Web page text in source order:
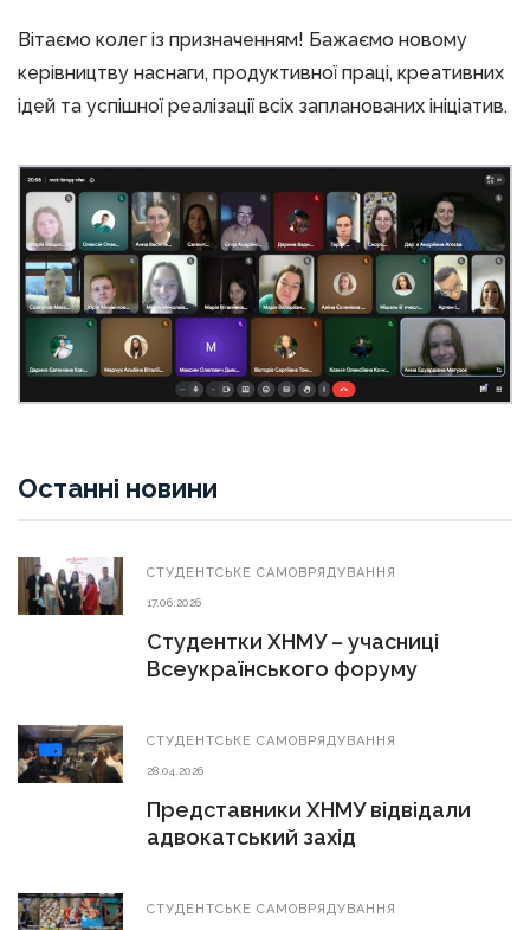
Вітаємо колег із призначенням! Бажаємо новому
керівництву наснаги, продуктивної праці, креативних
ідей та успішної реалізації всіх запланованих ініціатив.
Останні новини
СТУДЕНТСЬКЕ САМОВРЯДУВАННЯ
17.06.2026
Студентки ХНМУ – учасниці
Всеукраїнського форуму
СТУДЕНТСЬКЕ САМОВРЯДУВАННЯ
28.04.2026
Представники ХНМУ відвідали
адвокатський захід
СТУДЕНТСЬКЕ САМОВРЯДУВАННЯ